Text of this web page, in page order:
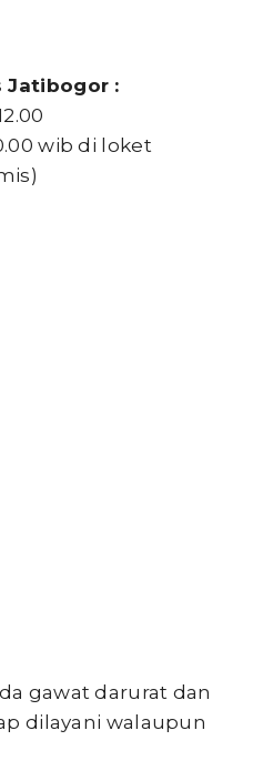
Jatibogor :
wib di loket
gawat darurat dan
dilayani walaupun